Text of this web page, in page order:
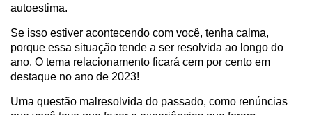
autoestima.
Se isso estiver acontecendo com você, tenha calma,
porque essa situação tende a ser resolvida ao longo do
ano. O tema relacionamento ficará cem por cento em
destaque no ano de 2023!
Uma questão malresolvida do passado, como renúncias